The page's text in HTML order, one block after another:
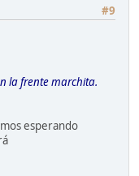
#9
la frente marchita.
esperando